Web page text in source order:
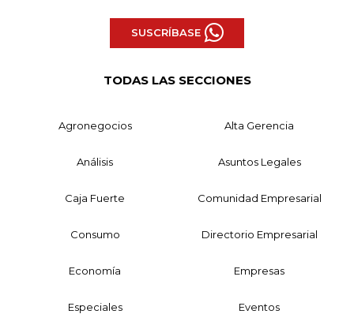
SUSCRÍBASE
TODAS LAS SECCIONES
Agronegocios Alta Gerencia
Análisis Asuntos Legales
Caja Fuerte Comunidad Empresarial
Consumo Directorio Empresarial
Economía Empresas
Especiales Eventos